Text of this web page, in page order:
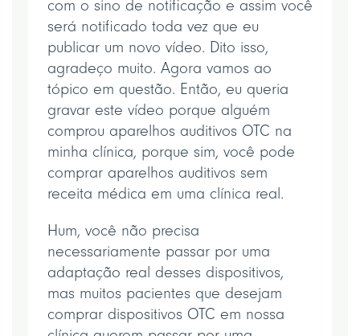
com o sino de notificação e assim você
será notificado toda vez que eu
publicar um novo vídeo. Dito isso,
agradeço muito. Agora vamos ao
tópico em questão. Então, eu queria
gravar este vídeo porque alguém
comprou aparelhos auditivos OTC na
minha clínica, porque sim, você pode
comprar aparelhos auditivos sem
receita médica em uma clínica real.
Hum, você não precisa
necessariamente passar por uma
adaptação real desses dispositivos,
mas muitos pacientes que desejam
comprar dispositivos OTC em nossa